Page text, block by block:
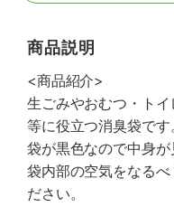
商品説明
<商品紹介>
生ごみやおむつ・ト
等に役立つ消臭袋です
袋が黒色なので中身が
袋内部の空気をなる
ださい。